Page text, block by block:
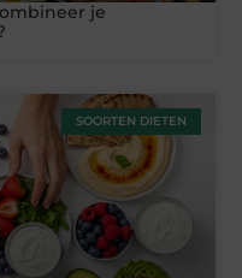
je
SOORTEN DIETEN